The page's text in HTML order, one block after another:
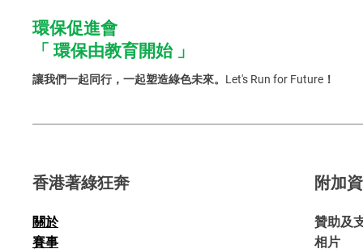
環保促進會
「 環保由教育開始 」
讓我們一起同行，一起塑造綠色未來。Let's Run for Future！
香港著綠狂奔
關於
賽事
附加
贊助及
​相片